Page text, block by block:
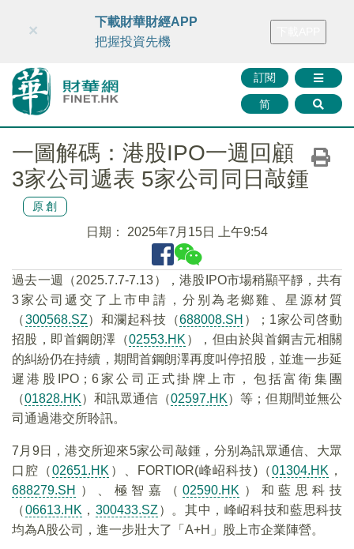
財華智庫網 FINTV FINMETA 財華證券 媒體矩陣
訂閱
简
×
下載財華財經APP
把握投資先機
一圖解碼：港股IPO一週回顧
3家公司遞表 5家公司同日敲鍾
原創
日期： 2025年7月15日 上午9:54
過去一週（2025.7.7-7.13），港股IPO市場稍顯平靜，共有
3家公司遞交了上市申請，分别為老鄉雞、星源材質
（300568.SZ）和瀾起科技（688008.SH ）；1家公司啓動
招股，即首鋼朗澤（02553.HK ），但由於與首鋼吉元相關
的糾紛仍在持續，期間首鋼朗澤再度叫停招股，並進一步延
遲港股IPO；6家公司正式掛牌上市，包括富衛集團
（01828.HK）和訊眾通信（02597.HK）等；但期間並無公
司通過港交所聆訊。
7月9日，港交所迎來5家公司敲鍾，分别為訊眾通信、大眾
口腔（02651.HK ）、FORTIOR(峰岹科技)（01304.HK ，
688279.SH
）、極智嘉（02590.HK ）和藍思科技
（06613.HK ， 300433.SZ ）。其中，峰岹科技和藍思科技
均為A股公司，進一步壯大了「A+H」股上市企業陣營。